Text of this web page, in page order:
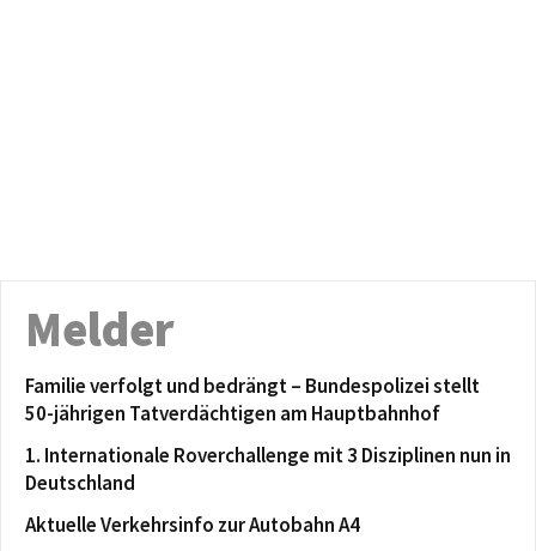
Melder
Familie verfolgt und bedrängt – Bundespolizei stellt
50-jährigen Tatverdächtigen am Hauptbahnhof
1. Internationale Roverchallenge mit 3 Disziplinen nun in
Deutschland
Aktuelle Verkehrsinfo zur Autobahn A4